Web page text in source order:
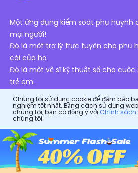
Một ứng dụng kiểm soát phụ huynh
mọi người!
Đó là một trợ lý trực tuyến cho phụ
cái của họ.
Đó là một vệ sĩ kỹ thuật số cho cuộc
trẻ em.
Chứng Nhận Được Ủy Quyền
Chúng tôi sử dụng cookie để đảm bảo
nghiệm tốt nhất. Bằng cách sử dụng
chúng tôi, bạn có đồng ý với Chính sách
chúng tôi.